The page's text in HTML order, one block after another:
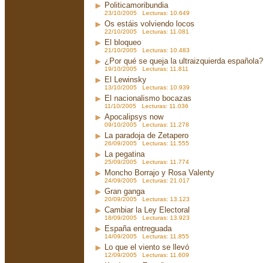
Politicamoribundia
23/10/2005 Lecturas: 10.649
Os estáis volviendo locos
22/10/2005 Lecturas: 11.081
El bloqueo
21/10/2005 Lecturas: 10.483
¿Por qué se queja la ultraizquierda española?
19/10/2005 Lecturas: 11.811
El Lewinsky
13/10/2005 Lecturas: 10.939
El nacionalismo bocazas
11/10/2005 Lecturas: 11.036
Apocalipsys now
09/10/2005 Lecturas: 11.278
La paradoja de Zetapero
26/09/2005 Lecturas: 11.555
La pegatina
25/09/2005 Lecturas: 11.774
Moncho Borrajo y Rosa Valenty
24/09/2005 Lecturas: 21.017
Gran ganga
20/09/2005 Lecturas: 13.123
Cambiar la Ley Electoral
18/09/2005 Lecturas: 13.923
España entreguada
14/09/2005 Lecturas: 11.855
Lo que el viento se llevó
12/09/2005 Lecturas: 11.609